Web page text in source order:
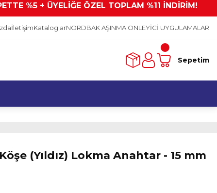
%5 + ÜYELİĞE ÖZEL TOPLAM %11 İNDİRİM!
İletişimKataloglarNORDBAK AŞINMA ÖNLEYİCİ UYGULAMALAR
Sepetim
(Yıldız) Lokma Anahtar - 15 mm